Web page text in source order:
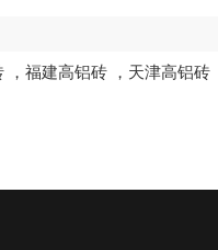
， 福建高铝砖 ， 天津高铝砖